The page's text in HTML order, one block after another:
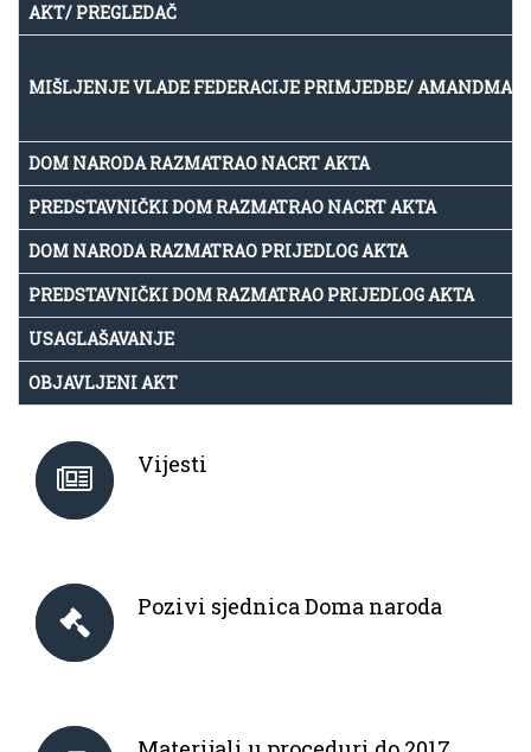
AKT/ PREGLEDAČ
MIŠLJENJE VLADE FEDERACIJE PRIMJEDBE/
DOM NARODA RAZMATRAO NACRT AKTA
PREDSTAVNIČKI DOM RAZMATRAO NACRT AKTA
DOM NARODA RAZMATRAO PRIJEDLOG AKTA
PREDSTAVNIČKI DOM RAZMATRAO PRIJEDLOG AKTA
USAGLAŠAVANJE
OBJAVLJENI AKT
Vijesti
Pozivi sjednica Doma naroda